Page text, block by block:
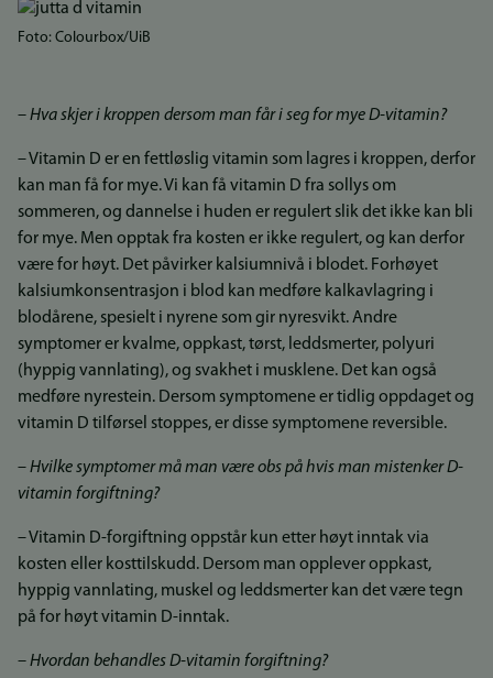
Foto: Colourbox/UiB
– Hva skjer i kroppen dersom man får i seg for mye D-vitamin?
– Vitamin D er en fettløslig vitamin som lagres i kroppen, derfor
kan man få for mye. Vi kan få vitamin D fra sollys om
sommeren, og dannelse i huden er regulert slik det ikke kan bli
for mye. Men opptak fra kosten er ikke regulert, og kan derfor
være for høyt. Det påvirker kalsiumnivå i blodet. Forhøyet
kalsiumkonsentrasjon i blod kan medføre kalkavlagring i
blodårene, spesielt i nyrene som gir nyresvikt. Andre
symptomer er kvalme, oppkast, tørst, leddsmerter, polyuri
(hyppig vannlating), og svakhet i musklene. Det kan også
medføre nyrestein. Dersom symptomene er tidlig oppdaget og
vitamin D tilførsel stoppes, er disse symptomene reversible.
–Hvilke symptomer må man være obs på hvis man mistenker D-
vitamin forgiftning?
– Vitamin D-forgiftning oppstår kun etter høyt inntak via
kosten eller kosttilskudd. Dersom man opplever oppkast,
hyppig vannlating, muskel og leddsmerter kan det være tegn
på for høyt vitamin D-inntak.
– Hvordan behandles D-vitamin forgiftning?